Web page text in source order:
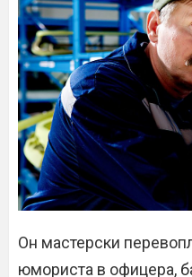
Он мастерски
юмориста в офицера,